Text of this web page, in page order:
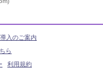
入のご案内
ら
利用規約